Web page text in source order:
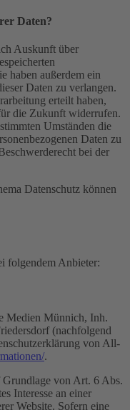
Daten?
Auskunft über
haben außerdem ein
Daten zu verlangen.
erteilt haben,
die Zukunft widerrufen.
Umständen die
Daten zu
bei der
Datenschutz können
folgendem Anbieter:
Münnich, Inh.
(nachfolgend
von All-
.
von Art. 6 Abs.
Interesse an einer
Website. Sofern eine